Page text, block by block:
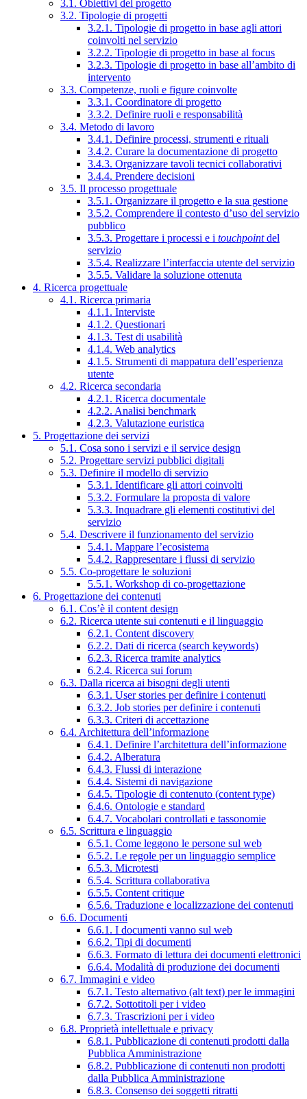
3.1. Obiettivi del progetto
3.2. Tipologie di progetti
3.2.1. Tipologie di progetto in base agli attori
coinvolti nel servizio
3.2.2. Tipologie di progetto in base al focus
3.2.3. Tipologie di progetto in base all’ambito di
intervento
3.3. Competenze, ruoli e figure coinvolte
3.3.1. Coordinatore di progetto
3.3.2. Definire ruoli e responsabilità
3.4. Metodo di lavoro
3.4.1. Definire processi, strumenti e rituali
3.4.2. Curare la documentazione di progetto
3.4.3. Organizzare tavoli tecnici collaborativi
3.4.4. Prendere decisioni
3.5. Il processo progettuale
3.5.1. Organizzare il progetto e la sua gestione
3.5.2. Comprendere il contesto d’uso del servizio
pubblico
3.5.3. Progettare i processi e i touchpointdel
servizio
3.5.4. Realizzare l’interfaccia utente del servizio
3.5.5. Validare la soluzione ottenuta
4. Ricerca progettuale
4.1. Ricerca primaria
4.1.1. Interviste
4.1.2. Questionari
4.1.3. Test di usabilità
4.1.4. Web analytics
4.1.5. Strumenti di mappatura dell’esperienza
utente
4.2. Ricerca secondaria
4.2.1. Ricerca documentale
4.2.2. Analisi benchmark
4.2.3. Valutazione euristica
5. Progettazione dei servizi
5.1. Cosa sono i servizi e il service design
5.2. Progettare servizi pubblici digitali
5.3. Definire il modello di servizio
5.3.1. Identificare gli attori coinvolti
5.3.2. Formulare la proposta di valore
5.3.3. Inquadrare gli elementi costitutivi del
servizio
5.4. Descrivere il funzionamento del servizio
5.4.1. Mappare l’ecosistema
5.4.2. Rappresentare i flussi di servizio
5.5. Co-progettare le soluzioni
5.5.1. Workshop di co-progettazione
6. Progettazione dei contenuti
6.1. Cos’è il content design
6.2. Ricerca utente sui contenuti e il linguaggio
6.2.1. Content discovery
6.2.2. Dati di ricerca (search keywords)
6.2.3. Ricerca tramite analytics
6.2.4. Ricerca sui forum
6.3. Dalla ricerca ai bisogni degli utenti
6.3.1. User stories per definire i contenuti
6.3.2. Job stories per definire i contenuti
6.3.3. Criteri di accettazione
6.4. Architettura dell’informazione
6.4.1. Definire l’architettura dell’informazione
6.4.2. Alberatura
6.4.3. Flussi di interazione
6.4.4. Sistemi di navigazione
6.4.5. Tipologie di contenuto (content type)
6.4.6. Ontologie e standard
6.4.7. Vocabolari controllati e tassonomie
6.5. Scrittura e linguaggio
6.5.1. Come leggono le persone sul web
6.5.2. Le regole per un linguaggio semplice
6.5.3. Microtesti
6.5.4. Scrittura collaborativa
6.5.5. Content critique
6.5.6. Traduzione e localizzazione dei contenuti
6.6. Documenti
6.6.1. I documenti vanno sul web
6.6.2. Tipi di documenti
6.6.3. Formato di lettura dei documenti elettronici
6.6.4. Modalità di produzione dei documenti
6.7. Immagini e video
6.7.1. Testo alternativo (alt text) per le immagini
6.7.2. Sottotitoli per i video
6.7.3. Trascrizioni per i video
6.8. Proprietà intellettuale e privacy
6.8.1. Pubblicazione di contenuti prodotti dalla
Pubblica Amministrazione
6.8.2. Pubblicazione di contenuti non prodotti
dalla Pubblica Amministrazione
6.8.3. Consenso dei soggetti ritratti